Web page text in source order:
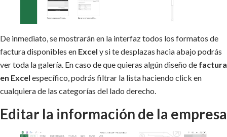
De inmediato, se mostrarán en la interfaz todos los formatos de
factura disponibles en Excel y si te desplazas hacia abajo podrás
ver toda la galería. En caso de que quieras algún diseño de factura
en Excel específico, podrás filtrar la lista haciendo click en
cualquiera de las categorías del lado derecho.
Editar la información de la empresa